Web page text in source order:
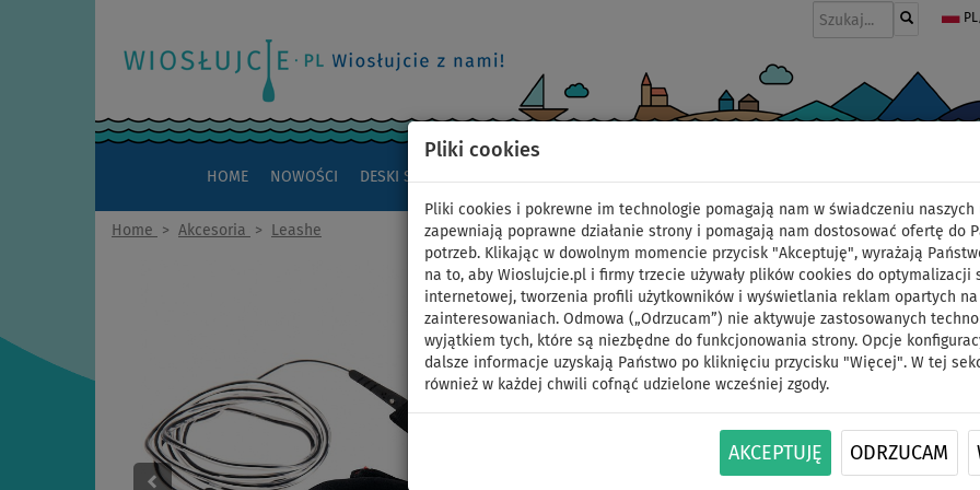
Pliki cookies
Pliki cookies i pokrewne im technologie pomagają nam w świadczeniu naszych
zapewniają poprawne działanie strony i pomagają nam dostosować ofertę do
potrzeb. Klikając w dowolnym momencie przycisk "Akceptuję", wyrażają
na to, aby Wioslujcie.pl i firmy trzecie używały plików cookies do optymalizacji
internetowej, tworzenia profili użytkowników i wyświetlania reklam opartych na
zainteresowaniach. Odmowa („Odrzucam”) nie aktywuje zastosowanych
wyjątkiem tych, które są niezbędne do funkcjonowania strony. Opcje
dalsze informacje uzyskają Państwo po kliknięciu przycisku "Więcej". W tej
również w każdej chwili cofnąć udzielone wcześniej zgody.
AKCEPTUJĘ ODRZUCAM
HOME NOWOŚCI DESKI SUP
Home > Akcesoria > Leashe
leash AQUA MARINA
bezpieczeństwa do
ID: 12351388481
Prosty leash surfingowy AQUA MARINA
takich jak surfing klasyczny czy